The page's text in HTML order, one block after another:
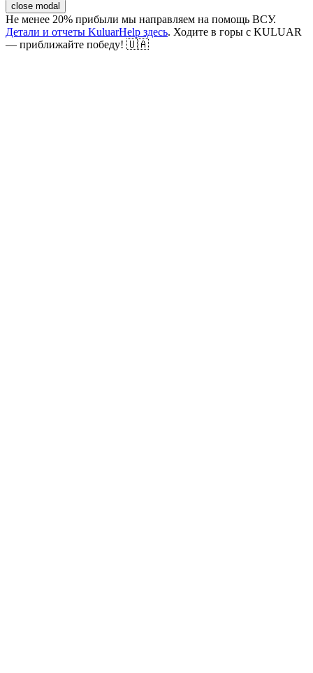
close modal
Не менее 20% прибыли мы направляем на помощь ВСУ.
Детали и отчеты KuluarHelp здесь. Ходите в горы с KULUAR
— приближайте победу! 🇺🇦